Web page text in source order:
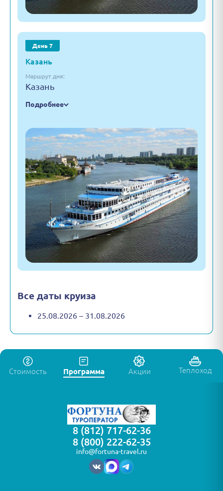
День 7
Казань
Маршрут дня:
Казань
Подробнее
Все даты круиза
25.08.2026 – 31.08.2026
Стоимость Программа Акции Теплоход
8 (812) 717-62-36
8 (800) 222-62-35
info@fortuna-travel.ru